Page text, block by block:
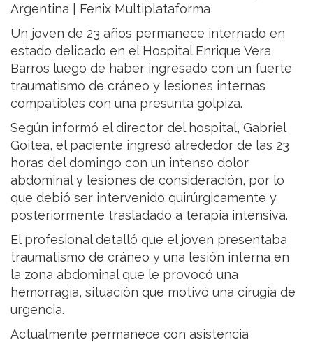
Argentina | Fenix Multiplataforma
Un joven de 23 años permanece internado en
estado delicado en el Hospital Enrique Vera
Barros luego de haber ingresado con un fuerte
traumatismo de cráneo y lesiones internas
compatibles con una presunta golpiza.
Según informó el director del hospital, Gabriel
Goitea, el paciente ingresó alrededor de las 23
horas del domingo con un intenso dolor
abdominal y lesiones de consideración, por lo
que debió ser intervenido quirúrgicamente y
posteriormente trasladado a terapia intensiva.
El profesional detalló que el joven presentaba
traumatismo de cráneo y una lesión interna en
la zona abdominal que le provocó una
hemorragia, situación que motivó una cirugía de
urgencia.
Actualmente permanece con asistencia